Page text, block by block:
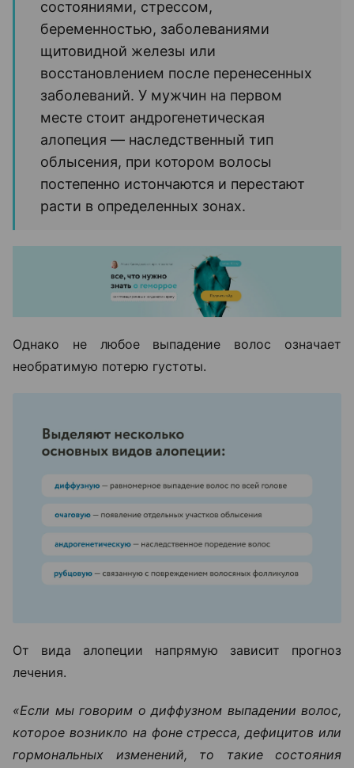
состояниями, стрессом,
беременностью, заболеваниями
щитовидной железы или
восстановлением после перенесенных
заболеваний. У мужчин на первом
месте стоит андрогенетическая
алопеция — наследственный тип
облысения, при котором волосы
постепенно истончаются и перестают
расти в определенных зонах.
Однако не любое выпадение волос означает
необратимую потерю густоты.
От вида алопеции напрямую зависит прогноз
лечения.
«Если мы говорим о диффузном выпадении волос,
которое возникло на фоне стресса, дефицитов или
гормональных изменений, то такие состояния